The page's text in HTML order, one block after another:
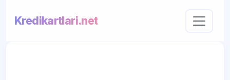
Kredikartlari.net